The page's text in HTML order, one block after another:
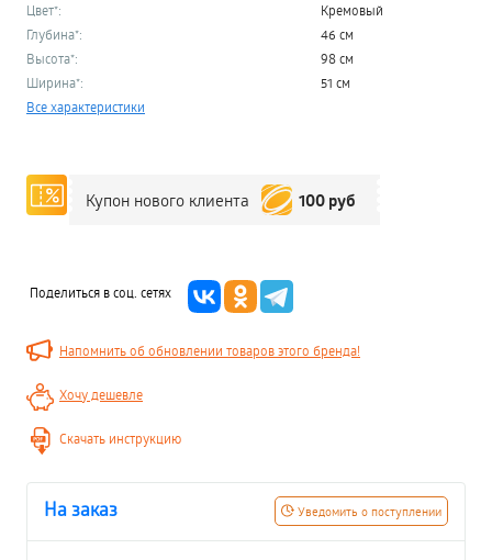
Цвет*:
Кремовый
Глубина*:
46 см
Высота*:
98 см
Ширина*:
51 см
Все характеристики
Купон нового клиента 100 руб
Поделиться в соц. сетях
Напомнить об обновлении товаров этого бренда!
Хочу дешевле
Скачать инструкцию
Уведомить о поступлении
На заказ